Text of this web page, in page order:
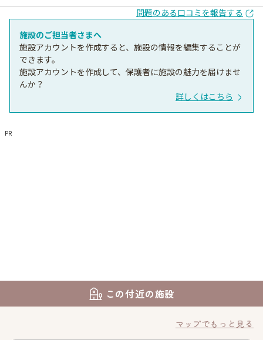
問題のある口コミを報告する
施設のご担当者さまへ
施設アカウントを作成すると、施設の情報を編集することが
できます。
施設アカウントを作成して、保護者に施設の魅力を届けませ
んか？
詳しくはこちら
PR
この付近の施設
マップでもっと見る